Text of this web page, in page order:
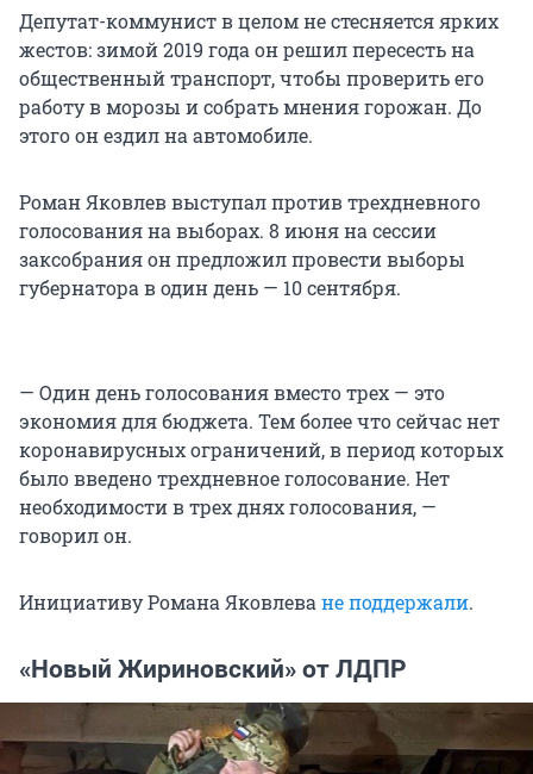
Депутат-коммунист в целом не стесняется ярких
жестов: зимой 2019 года он решил пересесть на
общественный транспорт, чтобы проверить его
работу в морозы и собрать мнения горожан. До
этого он ездил на автомобиле.
Роман Яковлев выступал против трехдневного
голосования на выборах. 8 июня на сессии
заксобрания он предложил провести выборы
губернатора в один день — 10 сентября.
— Один день голосования вместо трех — это
экономия для бюджета. Тем более что сейчас нет
коронавирусных ограничений, в период которых
было введено трехдневное голосование. Нет
необходимости в трех днях голосования, —
говорил он.
Инициативу Романа Яковлева не поддержали.
«Новый Жириновский» от ЛДПР